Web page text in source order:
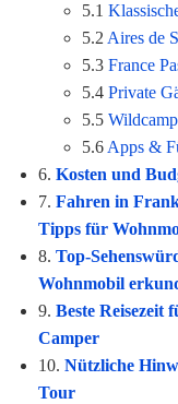
5.1
5.2 Aires de
5.3 France
5.4 Private
5.5
5.6 Apps &
6. Kosten und
7. Fahren in
Tipps für
8. Top-
Wohnmobil
9. Beste
Camper
10. Nützliche
Tour